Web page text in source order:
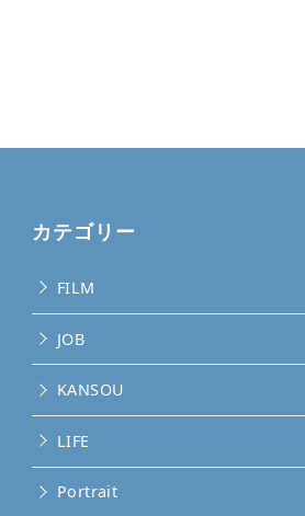
カテゴリー
FILM
JOB
KANSOU
LIFE
Portrait